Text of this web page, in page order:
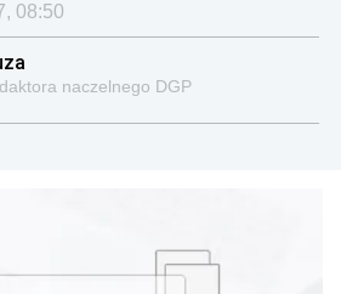
08:50
naczelnego DGP